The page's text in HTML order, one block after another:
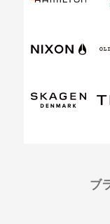
ブ